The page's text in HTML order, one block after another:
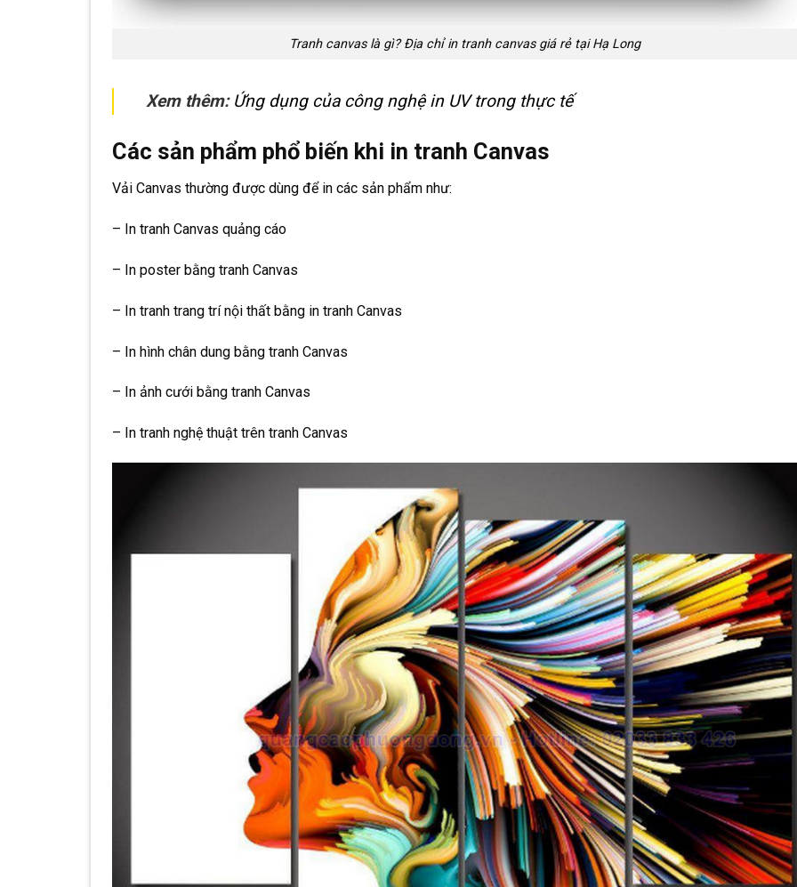
Tranh canvas là gì? Địa chỉ in tranh canvas giá rẻ tại Hạ Long
Xem thêm: Ứng dụng của công nghệ in UV trong thực tế
Các sản phẩm phổ biến khi in tranh Canvas
Vải Canvas thường được dùng để in các sản phẩm như:
– In tranh Canvas quảng cáo
– In poster bằng tranh Canvas
– In tranh trang trí nội thất bằng in tranh Canvas
– In hình chân dung bằng tranh Canvas
– In ảnh cưới bằng tranh Canvas
– In tranh nghệ thuật trên tranh Canvas